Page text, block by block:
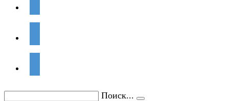
Поиск...